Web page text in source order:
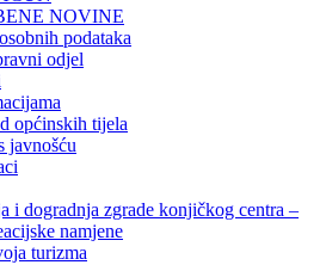
NOVINE
podataka
odjel
općinskih tijela
javnošću
i dogradnja zgrade konjičkog centra –
namjene
turizma